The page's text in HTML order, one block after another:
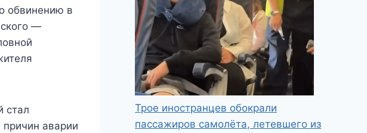
обвинению в
—
стал
аварии
Трое иностранцев обокрали
пассажиров самолёта, летевшего из